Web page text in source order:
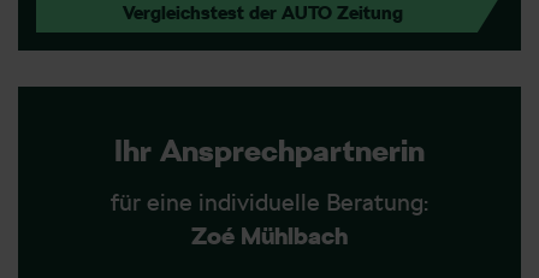
Vergleichstest der AUTO Zeitung
Ihr Ansprechpartnerin
für eine individuelle Beratung:
Zoé Mühlbach